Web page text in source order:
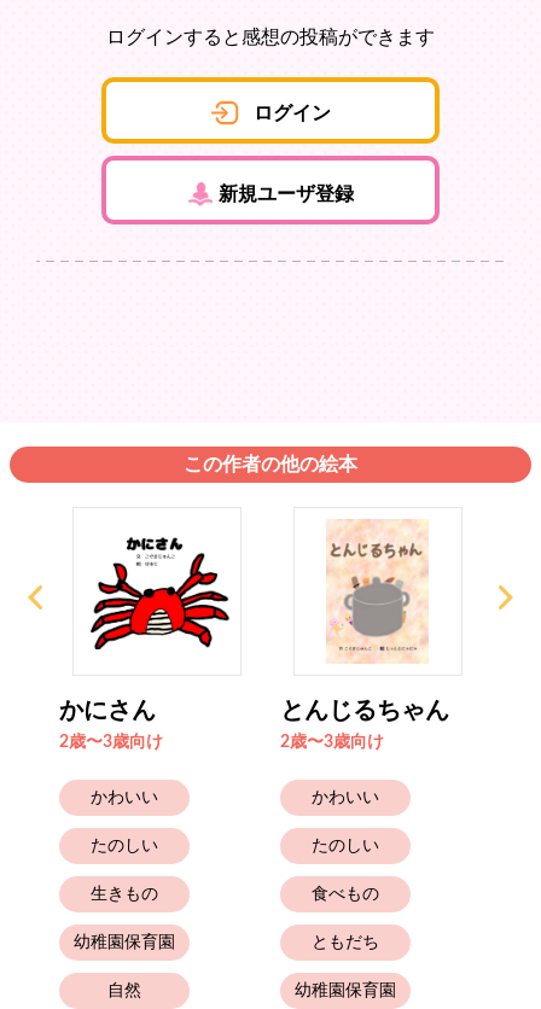
ログインすると感想の投稿ができます
ログイン
新規ユーザ登録
この作者の他の絵本
かにさん
2歳〜3歳向け
かわいい
たのしい
生きもの
幼稚園保育園
自然
とんじるちゃん
2歳〜3歳向け
かわいい
たのしい
食べもの
ともだち
幼稚園保育園